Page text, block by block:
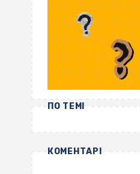
ПО ТЕМІ
КОМЕНТАРІ